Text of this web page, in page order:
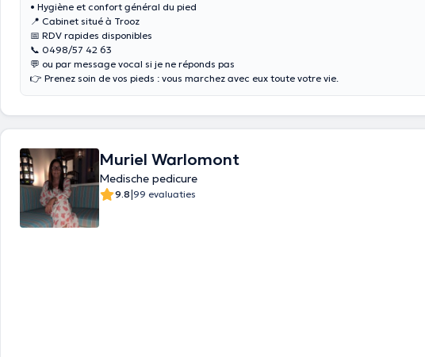
• Hygiène et confort général du pied
📍 Cabinet situé à Trooz
📅 RDV rapides disponibles
📞 0498/57 42 63
💬 ou par message vocal si je ne réponds pas
👉 Prenez soin de vos pieds : vous marchez avec eux toute votre vie.
Muriel Warlomont
Medische pedicure
9.8|99 evaluaties